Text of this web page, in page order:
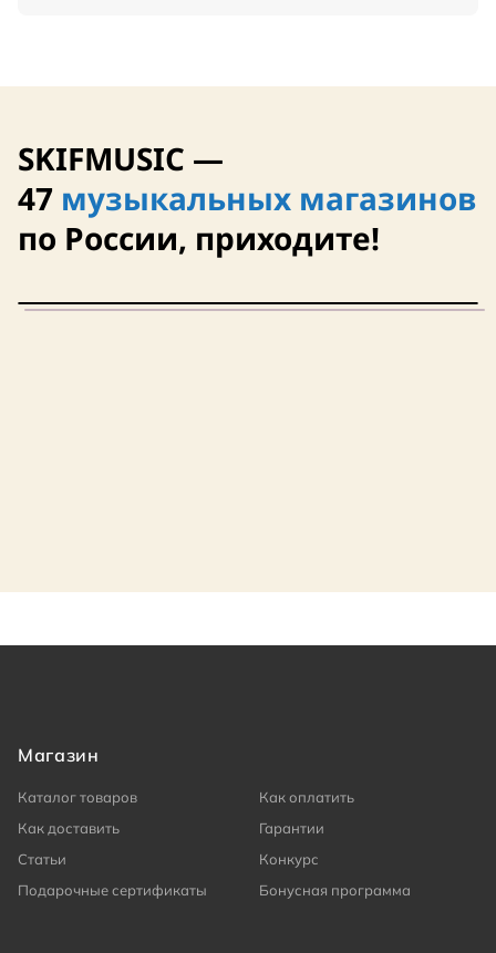
SKIFMUSIC —
47 музыкальных магазинов
по России, приходите!
Магазин
Каталог товаров
Как оплатить
Как доставить
Гарантии
Статьи
Конкурс
Подарочные сертификаты
Бонусная программа